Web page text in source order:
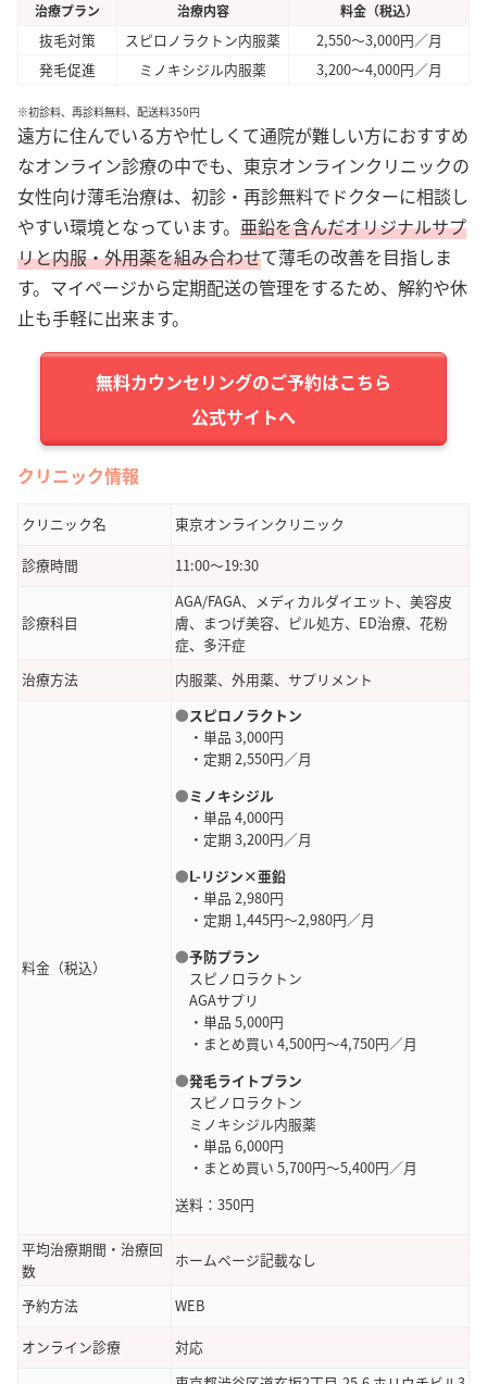
治療プラン 治療内容 料金（税込）
抜毛対策 スピロノラクトン内服薬
2,550～3,000円／月
発毛促進
ミノキシジル内服薬 3,200～4,000円／月
※初診料、再診料無料、配送料350円
遠方に住んでいる方や忙しくて通院が難しい方におすすめ
なオンライン診療の中でも、東京オンラインクリニックの
女性向け薄毛治療は、初診・再診無料でドクターに相談し
やすい環境となっています。 亜鉛を含んだオリジナルサプ
リと内服・外用薬を組み合わせて薄毛の改善を目指しま
す。マイページから定期配送の管理をするため、解約や休
止も手軽に出来ます。
公式サイトへ
クリニック情報
クリニック名
東京オンラインクリニック
診療時間
11:00〜19:30
診療科目
AGA/FAGA、メディカルダイエット、美容皮
膚、まつげ美容、ピル処方、ED治療、花粉
症、多汗症
治療方法
内服薬、外用薬、サプリメント
料金（税込）
●スピロノラクトン
・単品 3,000円
・定期 2,550円／月
●ミノキシジル
・単品 4,000円
・定期 3,200円／月
●L-リジン×亜鉛
・単品 2,980円
・定期 1,445円～2,980円／月
●予防プラン
スピノロラクトン
AGAサプリ
・単品 5,000円
・まとめ買い 4,500円～4,750円／月
●発毛ライトプラン
スピノロラクトン
ミノキシジル内服薬
・単品 6,000円
・まとめ買い 5,700円～5,400円／月
送料：350円
平均治療期間・治療回
数
ホームページ記載なし
予約方法
WEB
オンライン診療
対応